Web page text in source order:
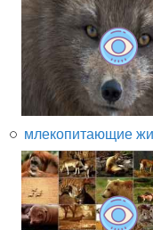
млекопитающие